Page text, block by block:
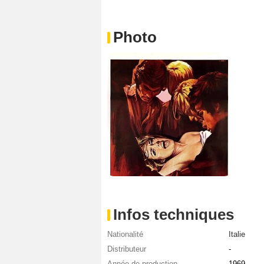
Photo
Infos techniques
Nationalité
Italie
Distributeur
-